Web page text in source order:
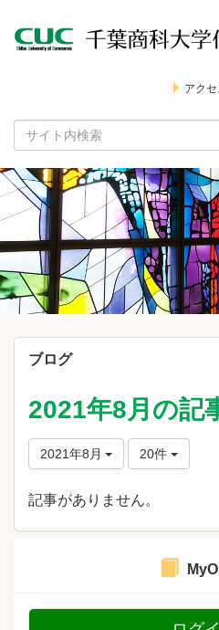
アクセ
ブログ
2021年8月の記
2021年8月 20件
記事がありません。